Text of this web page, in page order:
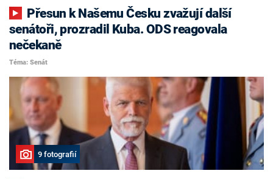
senátoři, prozradil Kuba. ODS reagovala
nečekaně
Téma: Senát
9 fotografií